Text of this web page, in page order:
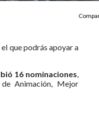
el que podrás apoyar a
16 nominaciones,
Animación, Mejor